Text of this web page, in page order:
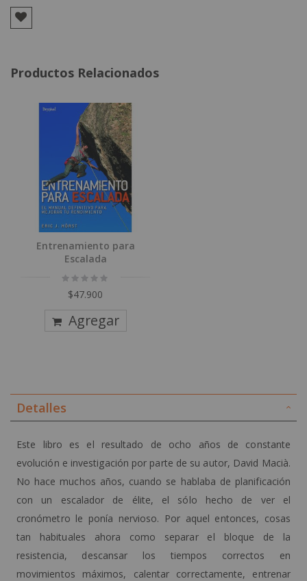
Productos Relacionados
Entrenamiento para
Escalada
Rating:
0%
$47.900
Agregar
Agregar
Detalles
Este libro es el resultado de ocho años de constante
evolución e investigación por parte de su autor, David Macià.
No hace muchos años, cuando se hablaba de planificación
con un escalador de élite, el sólo hecho de ver el
cronómetro le ponía nervioso. Por aquel entonces, cosas
tan habituales ahora como separar el bloque de la
resistencia, descansar los tiempos correctos en
movimientos máximos, calentar correctamente, entrenar